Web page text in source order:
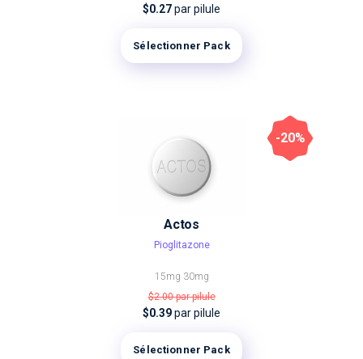
$0.27par pilule
Sélectionner Pack
Actos
Pioglitazone
15mg 30mg
$2.00par pilule
$0.39par pilule
Sélectionner Pack
-20%